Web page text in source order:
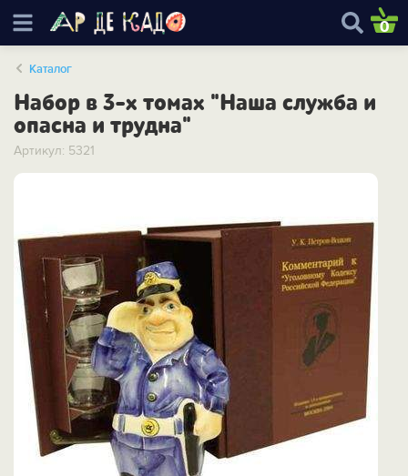
0
Каталог
Набор в 3-х томах "Наша служба и
опасна и трудна"
Артикул: 5321